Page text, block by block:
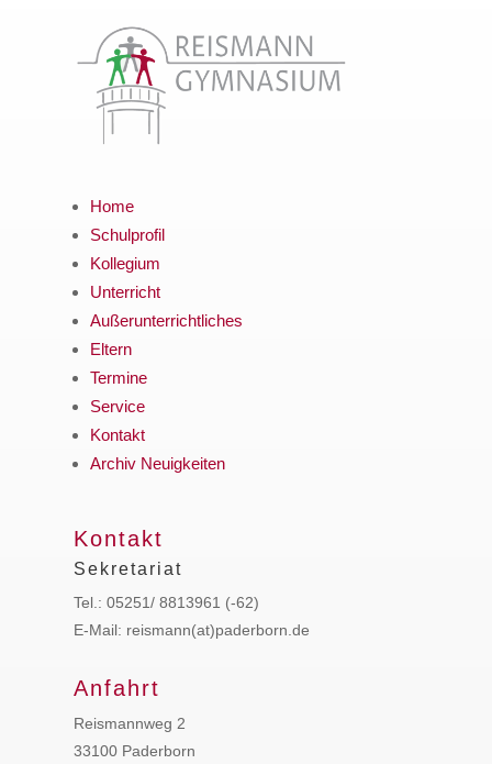
Home
Schulprofil
Kollegium
Unterricht
Außerunterrichtliches
Eltern
Termine
Service
Kontakt
Archiv Neuigkeiten
Kontakt
Sekretariat
Tel.: 05251/ 8813961 (-62)
E-Mail: reismann(at)paderborn.de
Anfahrt
Reismannweg 2
33100 Paderborn